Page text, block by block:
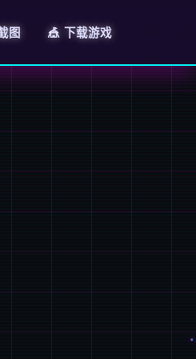
图 🎪 下载游戏